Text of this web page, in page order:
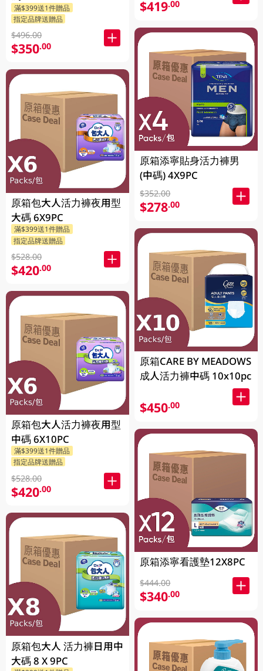
滿$399送1件贈品
指定品牌送贈品
$496.00
$350.00
原箱包大人活力褲夜用型
大碼 6X9PC
滿$399送1件贈品
指定品牌送贈品
$528.00
$420.00
原箱包大人活力褲夜用型
中碼 6X10PC
滿$399送1件贈品
指定品牌送贈品
$528.00
$420.00
原箱包大人 活力褲日用中
大碼 8 X 9PC
$419.00
原箱添寧貼身活力褲男
(中碼) 4X9PC
$352.00
$278.00
原箱CARE BY MEADOWS
成人活力褲中碼 10x10pc
$450.00
原箱添寧看護墊12X8PC
$444.00
$340.00